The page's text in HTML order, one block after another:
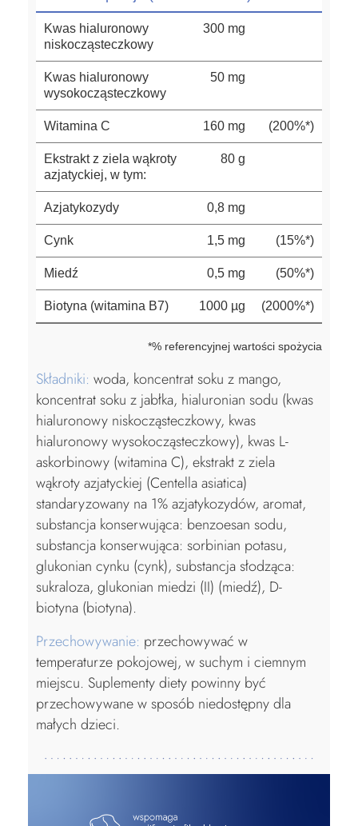
Kwas hialuronowy
niskocząsteczkowy
300 mg
Kwas hialuronowy
wysokocząsteczkowy
50 mg
Witamina C 160 mg (200%*)
Ekstrakt z ziela wąkroty
azjatyckiej, w tym:
80 g
Azjatykozydy 0,8 mg
Cynk 1,5 mg (15%*)
Miedź 0,5 mg (50%*)
Biotyna (witamina B7) 1000 µg (2000%*)
*% referencyjnej wartości spożycia
Składniki: woda, koncentrat soku z mango,
koncentrat soku z jabłka, hialuronian sodu (kwas
hialuronowy niskocząsteczkowy, kwas
hialuronowy wysokocząsteczkowy), kwas L-
askorbinowy (witamina C), ekstrakt z ziela
wąkroty azjatyckiej (Centella asiatica)
standaryzowany na 1% azjatykozydów, aromat,
substancja konserwująca: benzoesan sodu,
substancja konserwująca: sorbinian potasu,
glukonian cynku (cynk), substancja słodząca:
sukraloza, glukonian miedzi (II) (miedź), D-
biotyna (biotyna).
Przechowywanie: przechowywać w
temperaturze pokojowej, w suchym i ciemnym
miejscu. Suplementy diety powinny być
przechowywane w sposób niedostępny dla
małych dzieci.